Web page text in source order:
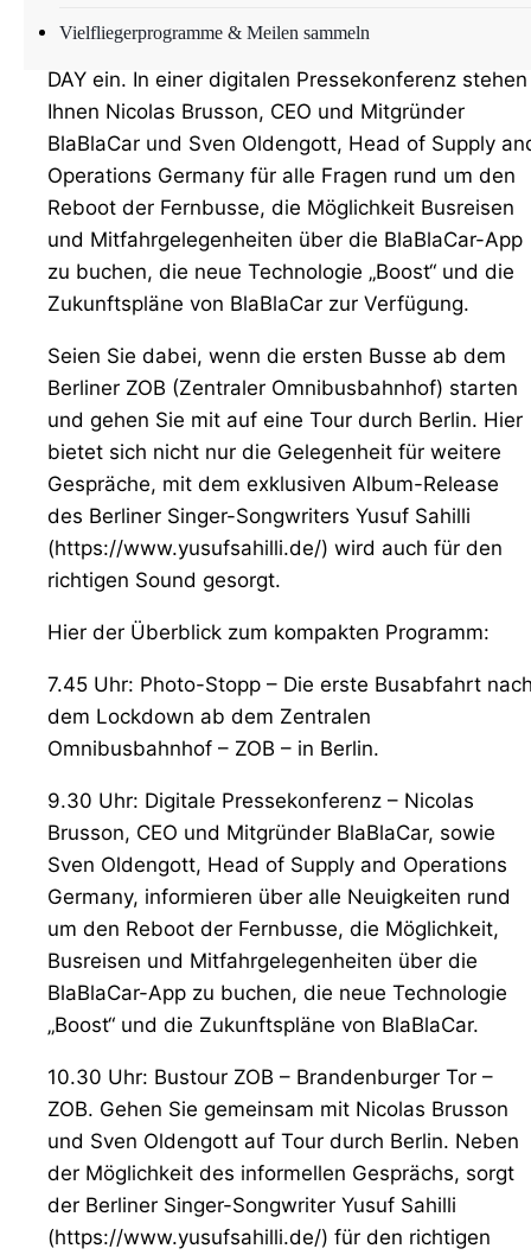
Vielfliegerprogramme & Meilen sammeln
Anlass laden wir Sie recht herzlich zum RIDE
DAY ein. In einer digitalen Pressekonferenz stehen
Ihnen Nicolas Brusson, CEO und Mitgründer
BlaBlaCar und Sven Oldengott, Head of Supply
Operations Germany für alle Fragen rund um den
Reboot der Fernbusse, die Möglichkeit Busreisen
und Mitfahrgelegenheiten über die BlaBlaCar-App
zu buchen, die neue Technologie „Boost“ und die
Zukunftspläne von BlaBlaCar zur Verfügung.
Seien Sie dabei, wenn die ersten Busse ab dem
Berliner ZOB (Zentraler Omnibusbahnhof) starten
und gehen Sie mit auf eine Tour durch Berlin. Hier
bietet sich nicht nur die Gelegenheit für weitere
Gespräche, mit dem exklusiven Album-Release
des Berliner Singer-Songwriters Yusuf Sahilli
(https://www.yusufsahilli.de/) wird auch für den
richtigen Sound gesorgt.
Hier der Überblick zum kompakten Programm:
7.45 Uhr: Photo-Stopp – Die erste Busabfahrt
dem Lockdown ab dem Zentralen
Omnibusbahnhof – ZOB – in Berlin.
9.30 Uhr: Digitale Pressekonferenz – Nicolas
Brusson, CEO und Mitgründer BlaBlaCar, sowie
Sven Oldengott, Head of Supply and Operations
Germany, informieren über alle Neuigkeiten rund
um den Reboot der Fernbusse, die Möglichkeit,
Busreisen und Mitfahrgelegenheiten über die
BlaBlaCar-App zu buchen, die neue Technologie
„Boost“ und die Zukunftspläne von BlaBlaCar.
10.30 Uhr: Bustour ZOB – Brandenburger Tor –
ZOB. Gehen Sie gemeinsam mit Nicolas Brusson
und Sven Oldengott auf Tour durch Berlin. Neben
der Möglichkeit des informellen Gesprächs, sorgt
der Berliner Singer-Songwriter Yusuf Sahilli
(https://www.yusufsahilli.de/) für den richtigen